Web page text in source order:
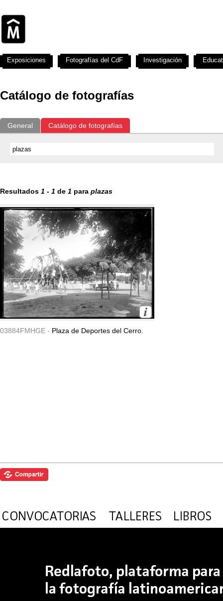
Catálogo de fotografías
General Catálogo de fotografías
Resultados 1 - 1 de 1 para plazas
03884FMHGE - Plaza de Deportes del Cerro.
Exposiciones Fotografías del CdF Investigación